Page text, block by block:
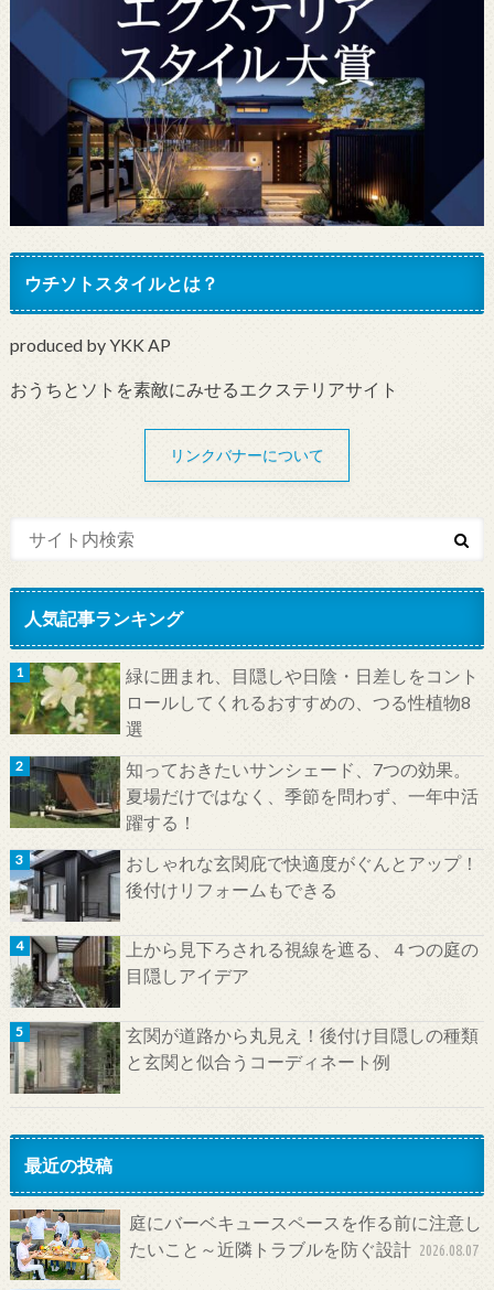
ウチソトスタイルとは？
produced by YKK AP
おうちとソトを素敵にみせるエクステリアサイト
リンクバナーについて
人気記事ランキング
緑に囲まれ、目隠しや日陰・日差しをコント
ロールしてくれるおすすめの、つる性植物8
選
知っておきたいサンシェード、7つの効果。
夏場だけではなく、季節を問わず、一年中活
躍する！
おしゃれな玄関庇で快適度がぐんとアップ！
後付けリフォームもできる
上から見下ろされる視線を遮る、４つの庭の
目隠しアイデア
玄関が道路から丸見え！後付け目隠しの種類
と玄関と似合うコーディネート例
最近の投稿
庭にバーベキュースペースを作る前に注意し
たいこと～近隣トラブルを防ぐ設計 2026.08.07